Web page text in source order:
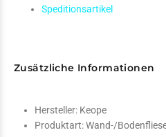
Speditionsartikel
Zusätzliche Informationen
Hersteller: Keope
Produktart:Wand-/